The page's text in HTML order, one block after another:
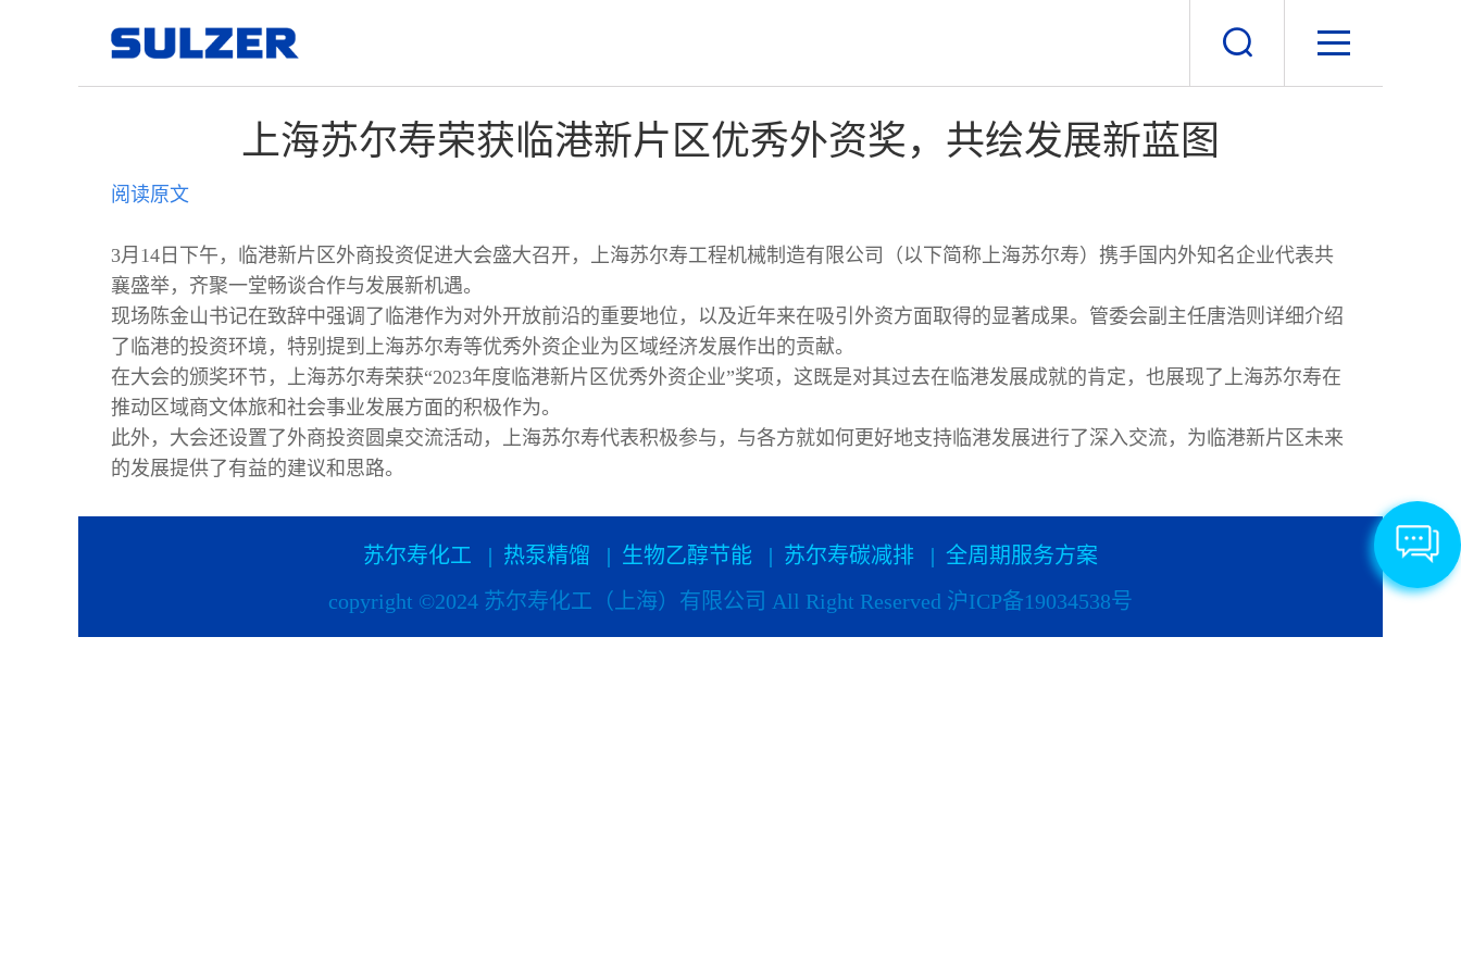
上海苏尔寿荣获临港新片区优秀外资奖，共绘发展新蓝图
阅读原文
3月14日下午，临港新片区外商投资促进大会盛大召开，上海苏尔寿工程机械制造有限公司（以下简称上海苏尔寿）携手国内外知名企业代表共
襄盛举，齐聚一堂畅谈合作与发展新机遇。
现场陈金山书记在致辞中强调了临港作为对外开放前沿的重要地位，以及近年来在吸引外资方面取得的显著成果。管委会副主任唐浩则详细介绍
了临港的投资环境，特别提到上海苏尔寿等优秀外资企业为区域经济发展作出的贡献。
在大会的颁奖环节，上海苏尔寿荣获“2023年度临港新片区优秀外资企业”奖项，这既是对其过去在临港发展成就的肯定，也展现了上海苏尔寿在
推动区域商文体旅和社会事业发展方面的积极作为。
此外，大会还设置了外商投资圆桌交流活动，上海苏尔寿代表积极参与，与各方就如何更好地支持临港发展进行了深入交流，为临港新片区未来
的发展提供了有益的建议和思路。
苏尔寿化工 | 热泵精馏 | 生物乙醇节能 | 苏尔寿碳减排 | 全周期服务方案
copyright ©2024 苏尔寿化工（上海）有限公司 All Right Reserved 沪ICP备19034538号